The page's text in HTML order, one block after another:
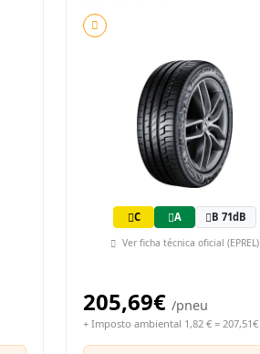
C A B 71dB
Ver ficha técnica oficial (EPREL)
205,69€ /pneu
+ Imposto ambiental 1,82 € = 207,51€